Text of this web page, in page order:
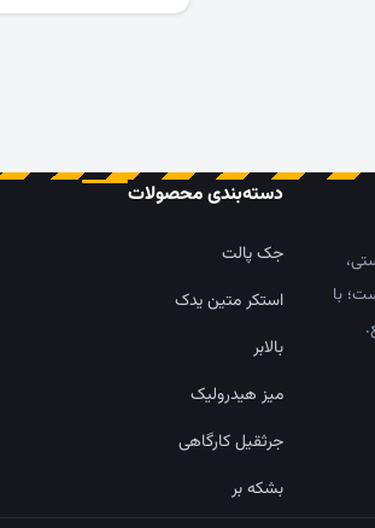
با
دسته‌بندی محصولات
جک پالت
استکر متین یدک
بالابر
میز هیدرولیک
جرثقیل کارگاهی
بشکه بر